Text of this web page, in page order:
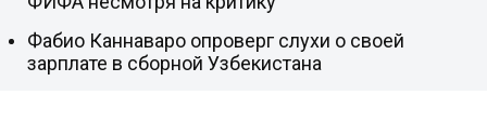
Фабио Каннаваро опроверг слухи о своей
зарплате в сборной Узбекистана